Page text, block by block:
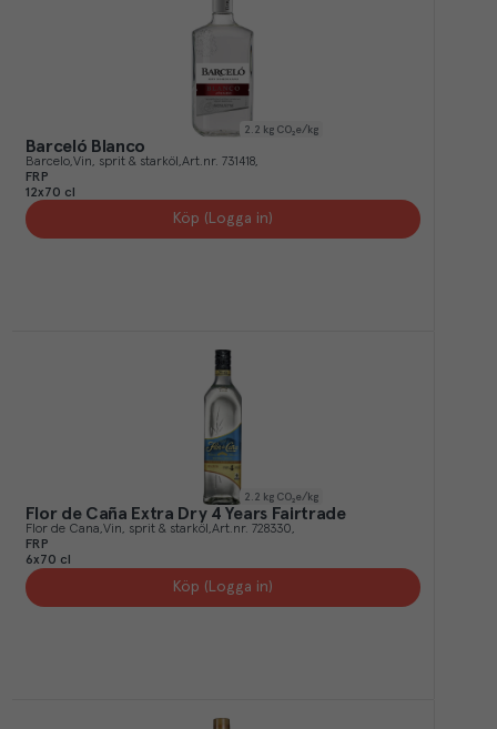
2.2 kg CO₂e/kg
Barceló Blanco
Barcelo Vin, sprit & starköl Art.nr. 731418
FRP
12x70 cl
Köp (Logga in)
2.2 kg CO₂e/kg
Flor de Caña Extra Dry 4 Years Fairtrade
Flor de Cana Vin, sprit & starköl Art.nr. 728330
FRP
6x70 cl
Köp (Logga in)